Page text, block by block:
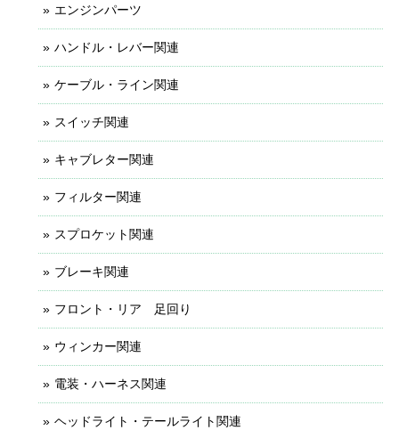
エンジンパーツ
ハンドル・レバー関連
ケーブル・ライン関連
スイッチ関連
キャブレター関連
フィルター関連
スプロケット関連
ブレーキ関連
フロント・リア 足回り
ウィンカー関連
電装・ハーネス関連
ヘッドライト・テールライト関連